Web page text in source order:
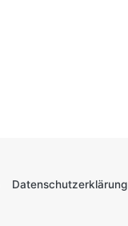
Datenschutzerklärung